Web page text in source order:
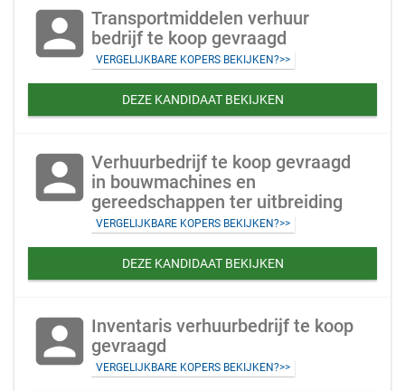
account_box Transportmiddelen verhuur
bedrijf te koop gevraagd
VERGELIJKBARE KOPERS BEKIJKEN?>>
DEZE KANDIDAAT BEKIJKEN
account_box Verhuurbedrijf te koop gevraagd
in bouwmachines en
gereedschappen ter uitbreiding
VERGELIJKBARE KOPERS BEKIJKEN?>>
DEZE KANDIDAAT BEKIJKEN
account_box Inventaris verhuurbedrijf te koop
gevraagd
VERGELIJKBARE KOPERS BEKIJKEN?>>